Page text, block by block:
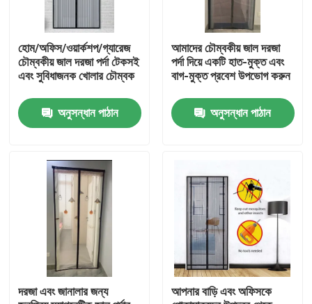
আমাদের সম্পর্কে
হোম/অফিস/ওয়ার্কশপ/গ্যারেজ
চৌম্বকীয় জাল দরজা পর্দা টেকসই
এবং সুবিধাজনক খোলার চৌম্বক
অনুসন্ধান পাঠান
আমাদের চৌম্বকীয় জাল দরজা
পর্দা দিয়ে একটি হাত-মুক্ত এবং
বাগ-মুক্ত প্রবেশ উপভোগ করুন
অনুসন্ধান পাঠান
দরজা এবং জানালার জন্য
আপনার বাড়ি এবং অফিসকে